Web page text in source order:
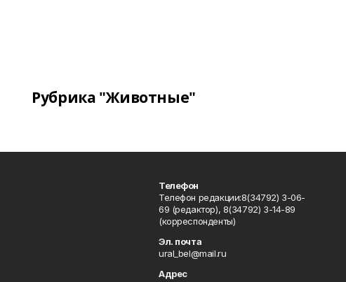
Рубрика "Животные"
Телефон
Телефон редакции:8(34792) 3-06-
69 (редактор), 8(34792) 3-14-89
(корреспонденты)
Эл. почта
ural_bel@mail.ru
Адрес